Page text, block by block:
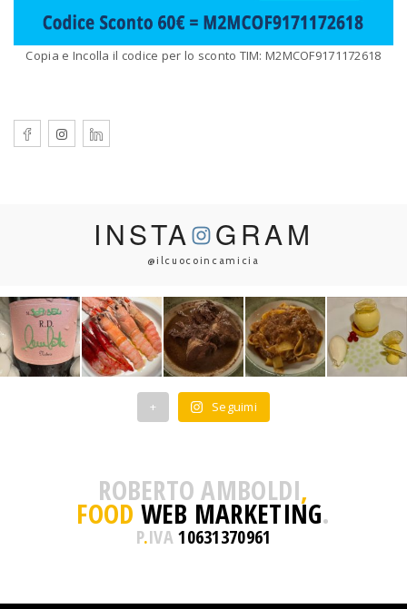
Copia e Incolla il codice per lo sconto TIM: M2MCOF9171172618
INSTA GRAM
@ilcuocoincamicia
+ Seguimi
ROBERTO AMBOLDI,
FOOD WEB MARKETING.
P.IVA10631370961